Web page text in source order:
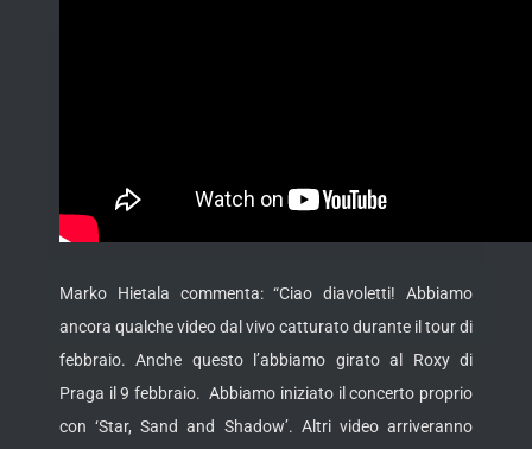
Marko Hietala commenta: “Ciao diavoletti! Abbiamo
ancora qualche video dal vivo catturato durante il tour di
febbraio. Anche questo l’abbiamo girato al Roxy di
Praga il 9 febbraio. Abbiamo iniziato il concerto proprio
con ‘Star, Sand and Shadow’. Altri video arriveranno